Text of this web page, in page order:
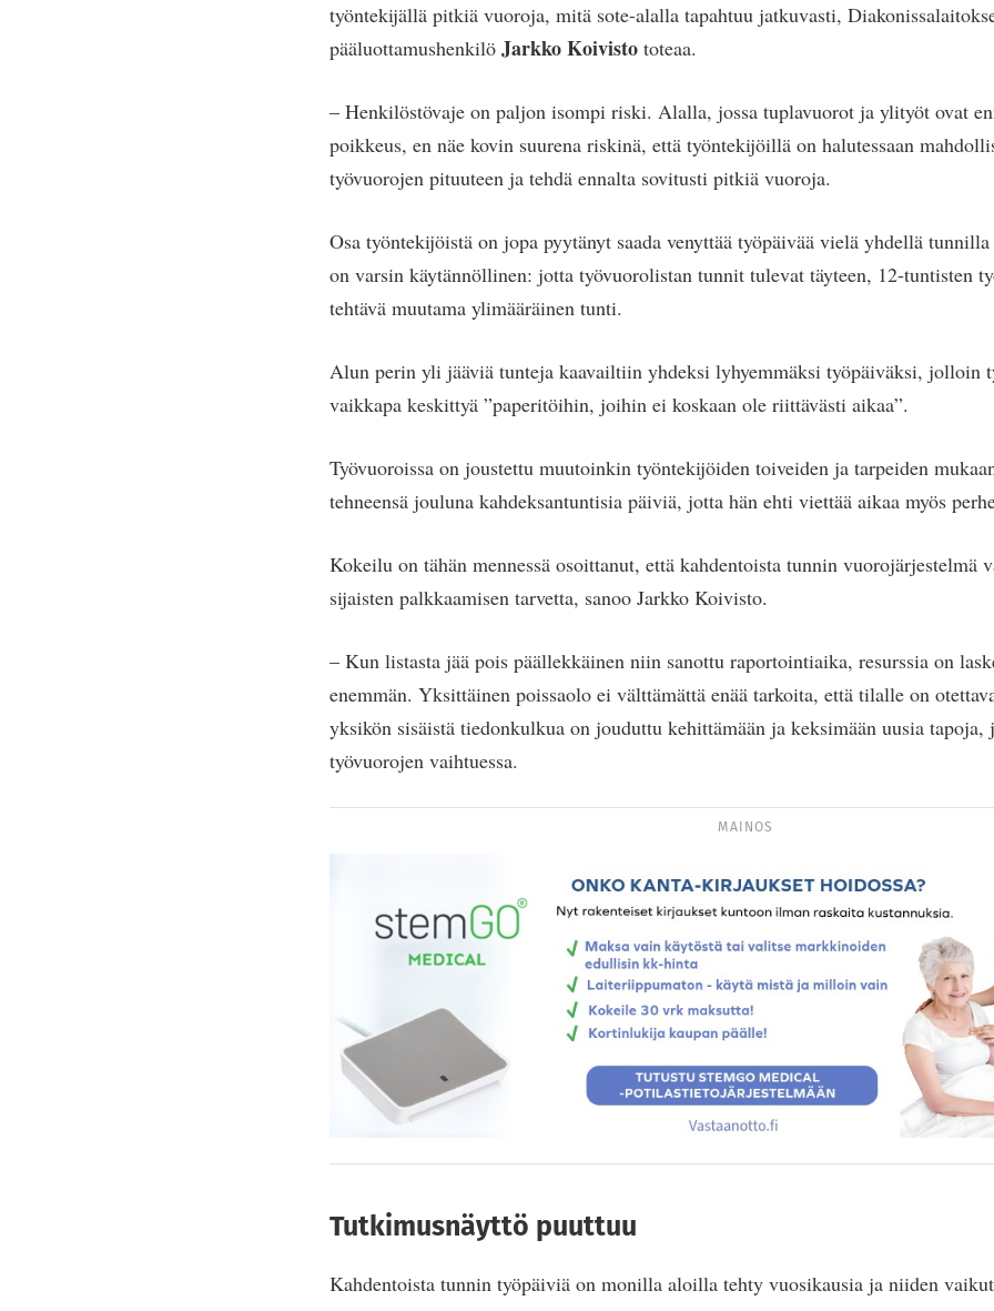
työntekijällä pitkiä vuoroja, mitä sote-alalla tapahtuu jatkuvasti,
pääluottamushenkilö Jarkko Koivisto toteaa.
– Henkilöstövaje on paljon isompi riski. Alalla, jossa tuplavuorot ja ylityöt ovat
poikkeus, en näe kovin suurena riskinä, että työntekijöillä on halutessaan
työvuorojen pituuteen ja tehdä ennalta sovitusti pitkiä vuoroja.
Osa työntekijöistä on jopa pyytänyt saada venyttää työpäivää vielä yhdellä
on varsin käytännöllinen: jotta työvuorolistan tunnit tulevat täyteen, 12-tuntisten
tehtävä muutama ylimääräinen tunti.
Alun perin yli jääviä tunteja kaavailtiin yhdeksi lyhyemmäksi työpäiväksi, jolloin
vaikkapa keskittyä ”paperitöihin, joihin ei koskaan ole riittävästi aikaa”.
Työvuoroissa on joustettu muutoinkin työntekijöiden toiveiden ja tarpeiden
tehneensä jouluna kahdeksantuntisia päiviä, jotta hän ehti viettää aikaa myös
Kokeilu on tähän mennessä osoittanut, että kahdentoista tunnin vuorojärjestelmä
sijaisten palkkaamisen tarvetta, sanoo Jarkko Koivisto.
– Kun listasta jää pois päällekkäinen niin sanottu raportointiaika, resurssia on
enemmän. Yksittäinen poissaolo ei välttämättä enää tarkoita, että tilalle on
yksikön sisäistä tiedonkulkua on jouduttu kehittämään ja keksimään uusia
työvuorojen vaihtuessa.
MAINOS
Tutkimusnäyttö puuttuu
Kahdentoista tunnin työpäiviä on monilla aloilla tehty vuosikausia ja niiden